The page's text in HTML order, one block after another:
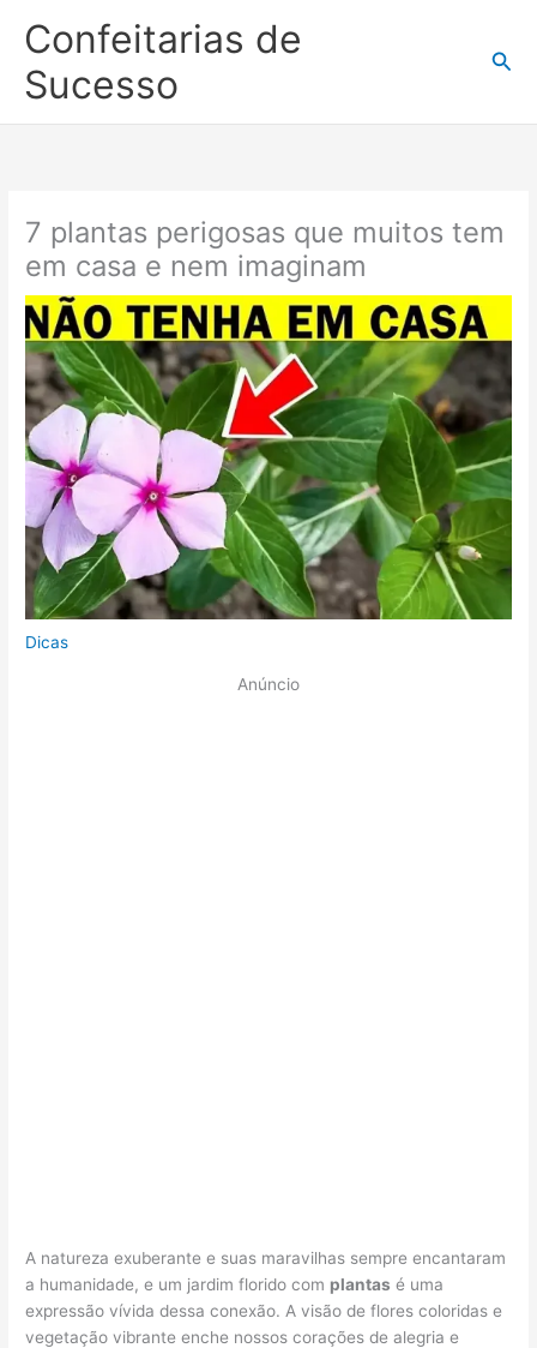
para
conteúdo
Confeitarias de
Sucesso
7 plantas perigosas que muitos tem
em casa e nem imaginam
Dicas
Anúncio
A natureza exuberante e suas maravilhas sempre encantaram
a humanidade, e um jardim florido com plantas é uma
expressão vívida dessa conexão. A visão de flores coloridas e
vegetação vibrante enche nossos corações de alegria e